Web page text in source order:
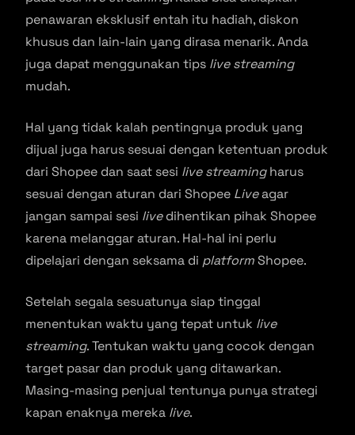
penawaran eksklusif entah itu hadiah, diskon
khusus dan lain-lain yang dirasa menarik. Anda
juga dapat menggunakan tips live streaming
mudah.
Hal yang tidak kalah pentingnya produk yang
dijual juga harus sesuai dengan ketentuan produk
dari Shopee dan saat sesi live streamingharus
sesuai dengan aturan dari Shopee Liveagar
jangan sampai sesi livedihentikan pihak Shopee
karena melanggar aturan. Hal-hal ini perlu
dipelajari dengan seksama di platformShopee.
Setelah segala sesuatunya siap tinggal
menentukan waktu yang tepat untuk live
streaming. Tentukan waktu yang cocok dengan
target pasar dan produk yang ditawarkan.
Masing-masing penjual tentunya punya strategi
kapan enaknya mereka live.